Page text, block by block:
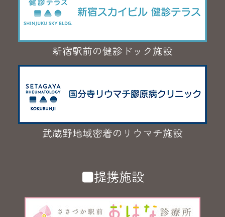
新宿駅前の健診ドック施設
武蔵野地域密着のリウマチ施設
■提携施設